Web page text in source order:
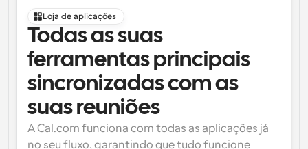
Loja de aplicações
Todas as suas
ferramentas principais
sincronizadas com as
suas reuniões
A Cal.com funciona com todas as aplicações já
no seu fluxo, garantindo que tudo funcione